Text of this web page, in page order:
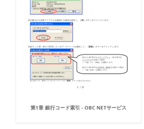
第1章 銀行コード索引 - OBC NETサービス